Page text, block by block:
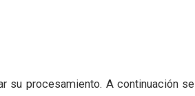
su procesamiento. A continuación se